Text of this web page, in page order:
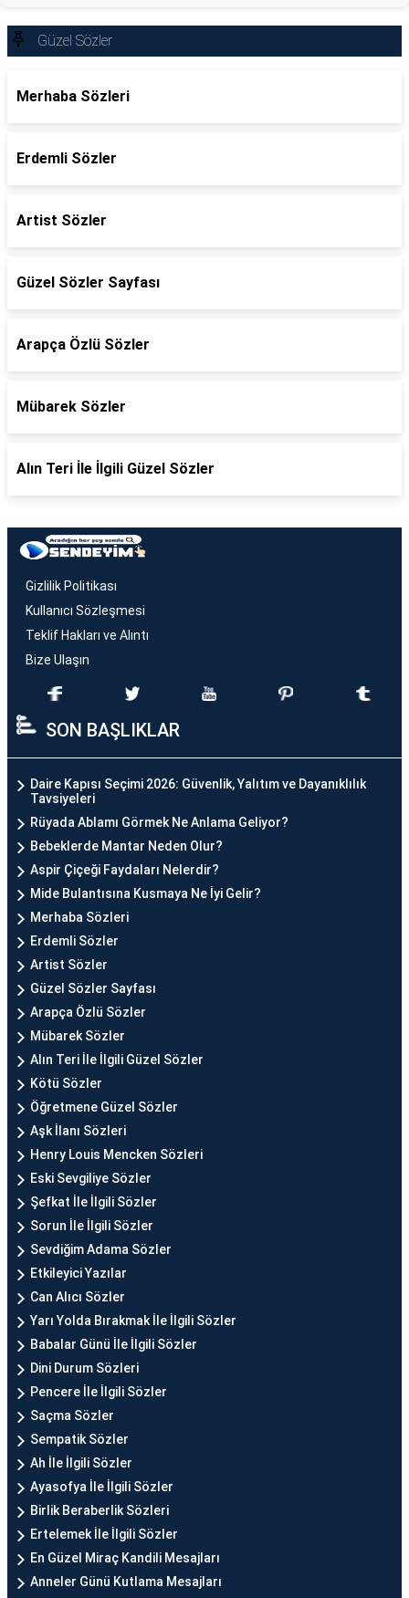
Güzel Sözler
Merhaba Sözleri
Erdemli Sözler
Artist Sözler
Güzel Sözler Sayfası
Arapça Özlü Sözler
Mübarek Sözler
Alın Teri İle İlgili Güzel Sözler
Gizlilik Politikası
Kullanıcı Sözleşmesi
Teklif Hakları ve Alıntı
Bize Ulaşın
SON BAŞLIKLAR
Daire Kapısı Seçimi 2026: Güvenlik, Yalıtım ve Dayanıklılık
Tavsiyeleri
Rüyada Ablamı Görmek Ne Anlama Geliyor?
Bebeklerde Mantar Neden Olur?
Aspir Çiçeği Faydaları Nelerdir?
Mide Bulantısına Kusmaya Ne İyi Gelir?
Merhaba Sözleri
Erdemli Sözler
Artist Sözler
Güzel Sözler Sayfası
Arapça Özlü Sözler
Mübarek Sözler
Alın Teri İle İlgili Güzel Sözler
Kötü Sözler
Öğretmene Güzel Sözler
Aşk İlanı Sözleri
Henry Louis Mencken Sözleri
Eski Sevgiliye Sözler
Şefkat İle İlgili Sözler
Sorun İle İlgili Sözler
Sevdiğim Adama Sözler
Etkileyici Yazılar
Can Alıcı Sözler
Yarı Yolda Bırakmak İle İlgili Sözler
Babalar Günü İle İlgili Sözler
Dini Durum Sözleri
Pencere İle İlgili Sözler
Saçma Sözler
Sempatik Sözler
Ah İle İlgili Sözler
Ayasofya İle İlgili Sözler
Birlik Beraberlik Sözleri
Ertelemek İle İlgili Sözler
En Güzel Miraç Kandili Mesajları
Anneler Günü Kutlama Mesajları